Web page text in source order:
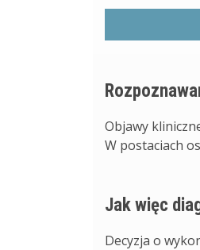
Objawy
W postaciach
Jak więc
Decyzja o